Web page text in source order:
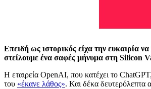
Επειδή ως ιστορικός είχα την ευκαιρία
στείλουμε ένα σαφές μήνυμα στη Silicon
Η εταιρεία OpenAI, που κατέχει το
του «έκανε λάθος». Και δέκα δευτερόλεπτα